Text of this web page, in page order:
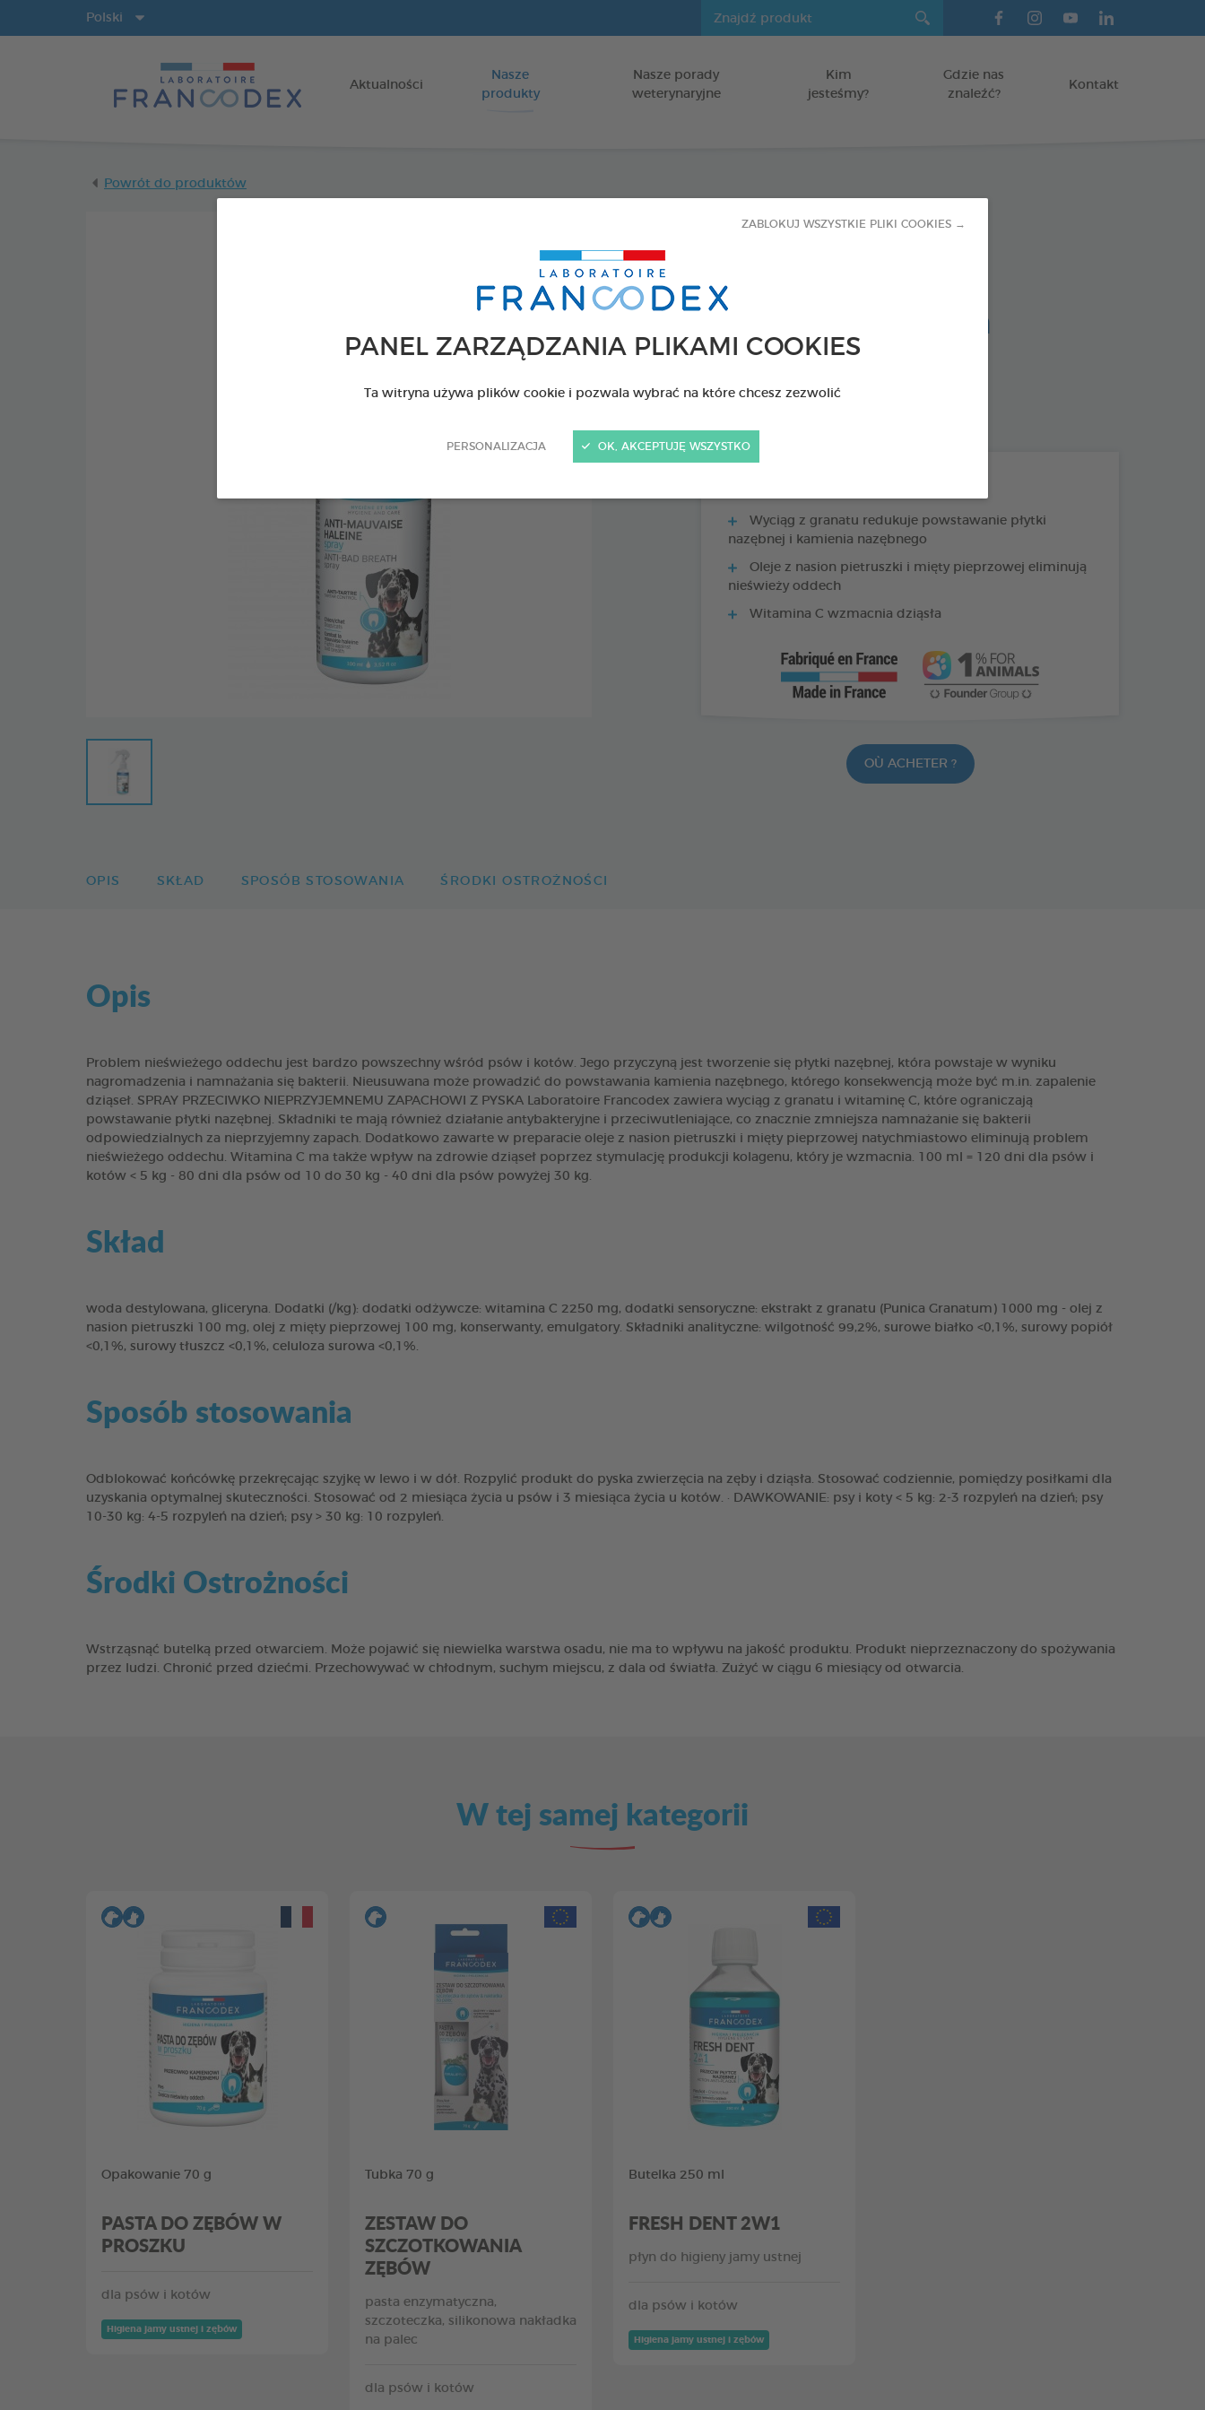
PANEL ZARZĄDZANIA PLIKAMI COOKIES
Ta witryna używa plików cookie i pozwala wybrać na które chcesz zezwolić
PERSONALIZACJA
ZABLOKUJ WSZYSTKIE PLIKI COOKIES →
OK, AKCEPTUJĘ WSZYSTKO
Idź do zawartości
Aktualności
Nasze
produkty
Nasze porady
weterynaryjne
Kim
jesteśmy?
Gdzie nas
znaleźć?
Kontakt
Polski
Powrót do produktów
Spray przeciwko
nieprzyjemnemu
zapachowi z pyska
dla psów i kotów
Spray 100 ml
Wyciąg z granatu redukuje powstawanie płytki
nazębnej i kamienia nazębnego
Oleje z nasion pietruszki i mięty pieprzowej eliminują
nieświeży oddech
Witamina C wzmacnia dziąsła
OÙ ACHETER ?
OPIS SKŁAD SPOSÓB STOSOWANIA ŚRODKI OSTROŻNOŚCI
Opis
Problem nieświeżego oddechu jest bardzo powszechny wśród psów i kotów. Jego przyczyną jest tworzenie się płytki nazębnej, która powstaje w wyniku
nagromadzenia i namnażania się bakterii. Nieusuwana może prowadzić do powstawania kamienia nazębnego, którego konsekwencją może być m.in. zapalenie
dziąseł. SPRAY PRZECIWKO NIEPRZYJEMNEMU ZAPACHOWI Z PYSKA Laboratoire Francodex zawiera wyciąg z granatu i witaminę C, które ograniczają
powstawanie płytki nazębnej. Składniki te mają również działanie antybakteryjne i przeciwutleniające, co znacznie zmniejsza namnażanie się bakterii
odpowiedzialnych za nieprzyjemny zapach. Dodatkowo zawarte w preparacie oleje z nasion pietruszki i mięty pieprzowej natychmiastowo eliminują problem
nieświeżego oddechu. Witamina C ma także wpływ na zdrowie dziąseł poprzez stymulację produkcji kolagenu, który je wzmacnia. 100 ml = 120 dni dla psów i
kotów < 5 kg - 80 dni dla psów od 10 do 30 kg - 40 dni dla psów powyżej 30 kg.
Skład
woda destylowana, gliceryna. Dodatki (/kg): dodatki odżywcze: witamina C 2250 mg, dodatki sensoryczne: ekstrakt z granatu (Punica Granatum) 1000 mg - olej z
nasion pietruszki 100 mg, olej z mięty pieprzowej 100 mg, konserwanty, emulgatory. Składniki analityczne: wilgotność 99,2%, surowe białko <0,1%, surowy popiół
<0,1%, surowy tłuszcz <0,1%, celuloza surowa <0,1%.
Sposób stosowania
Odblokować końcówkę przekręcając szyjkę w lewo i w dół. Rozpylić produkt do pyska zwierzęcia na zęby i dziąsła. Stosować codziennie, pomiędzy posiłkami dla
uzyskania optymalnej skuteczności. Stosować od 2 miesiąca życia u psów i 3 miesiąca życia u kotów. · DAWKOWANIE: psy i koty < 5 kg: 2-3 rozpyleń na dzień; psy
10-30 kg: 4-5 rozpyleń na dzień; psy > 30 kg: 10 rozpyleń.
Środki Ostrożności
Wstrząsnąć butelką przed otwarciem. Może pojawić się niewielka warstwa osadu, nie ma to wpływu na jakość produktu. Produkt nieprzeznaczony do spożywania
przez ludzi. Chronić przed dziećmi. Przechowywać w chłodnym, suchym miejscu, z dala od światła. Zużyć w ciągu 6 miesiący od otwarcia.
W tej samej kategorii
Opakowanie 70 g
PASTA DO ZĘBÓW W
PROSZKU
dla psów i kotów
Higiena jamy ustnej i zębów
Tubka 70 g
ZESTAW DO
SZCZOTKOWANIA
ZĘBÓW
pasta enzymatyczna,
szczoteczka, silikonowa nakładka
na palec
dla psów i kotów
Butelka 250 ml
FRESH DENT 2W1
płyn do higieny jamy ustnej
dla psów i kotów
Higiena jamy ustnej i zębów